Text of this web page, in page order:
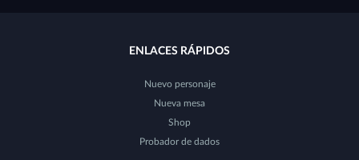
ENLACES RÁPIDOS
Nuevo personaje
Nueva mesa
Shop
Probador de dados